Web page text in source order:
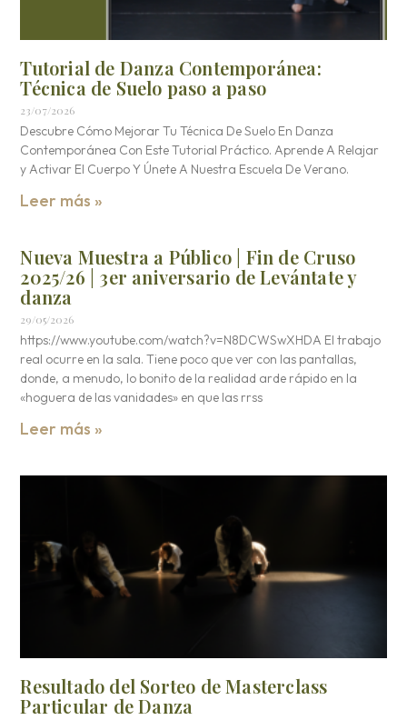
Tutorial de Danza Contemporánea:
Técnica de Suelo paso a paso
23/07/2026
Descubre Cómo Mejorar Tu Técnica De Suelo En Danza
Contemporánea Con Este Tutorial Práctico. Aprende A Relajar
y Activar El Cuerpo Y Únete A Nuestra Escuela De Verano.
Leer más »
Nueva Muestra a Público | Fin de Cruso
2025/26 | 3er aniversario de Levántate y
danza
29/05/2026
https://www.youtube.com/watch?v=N8DCWSwXHDA El trabajo
real ocurre en la sala. Tiene poco que ver con las pantallas,
donde, a menudo, lo bonito de la realidad arde rápido en la
«hoguera de las vanidades» en que las rrss
Leer más »
Resultado del Sorteo de Masterclass
Particular de Danza